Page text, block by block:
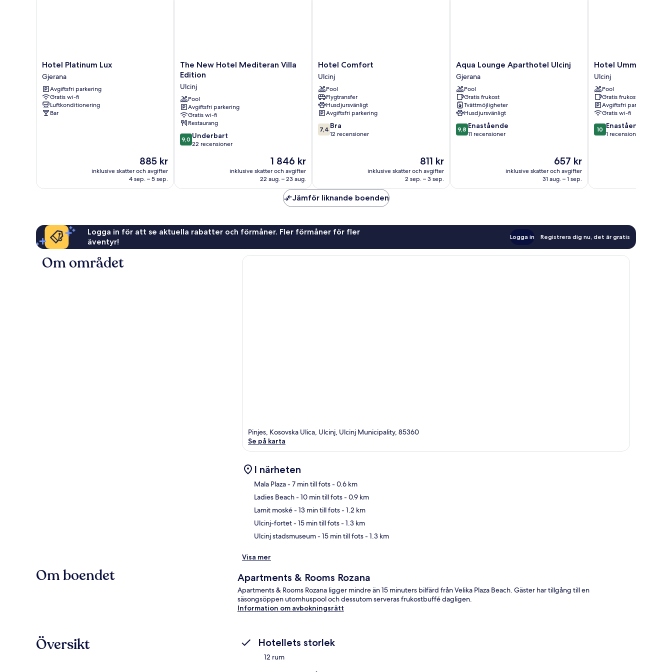
Hotel
Platinum
Lux
Gjerana
Hotel Platinum Lux
Gjerana
Avgiftsfri parkering
Gratis wi-fi
Luftkonditionering
Bar
Priset
är
885 kr
885 kr
inklusive skatter och avgifter
4 sep. – 5 sep.
The
New
Mediteran
Villa
Edition
Ulcinj
The New Hotel Mediteran Villa
Edition
Ulcinj
Pool
Avgiftsfri parkering
Gratis wi-fi
Restaurang
9.0
av
9,0 Underbart
22 recensioner
Priset
är
1 846 kr
1 846 kr
inklusive skatter och avgifter
22 aug. – 23 aug.
Hotel
Comfort
Ulcinj
Hotel Comfort
Ulcinj
Pool
Flygtransfer
Husdjursvänligt
Avgiftsfri parkering
7.4
av
7,4 Bra
12 recensioner
Priset
är
811 kr
811 kr
inklusive skatter och avgifter
2 sep. – 3 sep.
Aqua
Lounge
Aparthotel
Ulcinj
Gjerana
Aqua Lounge Aparthotel Ulcinj
Gjerana
Pool
Gratis frukost
Tvättmöjligheter
Husdjursvänligt
9.8
av
9,8 Enastående
11 recensioner
Priset
är
657 kr
657 kr
inklusive skatter och avgifter
31 aug. – 1 sep.
Hotel
Umma
Ulcinj
Hotel Umma
Ulcinj
Pool
Gratis frukost
Avgiftsfri parkering
Gratis wi-fi
10.0
av
10 Enastående
1 recension
Jämför liknande boenden
Logga in för att se aktuella rabatter och förmåner. Fler förmåner för fler
äventyr!
Logga in Registrera dig nu, det är gratis
Om området
Pinjes, Kosovska Ulica, Ulcinj, Ulcinj Municipality, 85360
Se på karta
I närheten
Mala Plaza- 7 min till fots- 0.6 km
Ladies Beach- 10 min till fots- 0.9 km
Lamit moské- 13 min till fots- 1.2 km
Ulcinj-fortet- 15 min till fots- 1.3 km
Ulcinj stadsmuseum- 15 min till fots- 1.3 km
Visa mer
Om boendet Apartments & Rooms Rozana
Apartments & Rooms Rozana ligger mindre än 15 minuters bilfärd från Velika Plaza Beach. Gäster har tillgång till en
säsongsöppen utomhuspool och dessutom serveras frukostbuffé dagligen.
Information om avbokningsrätt
Översikt Hotellets storlek
12 rum